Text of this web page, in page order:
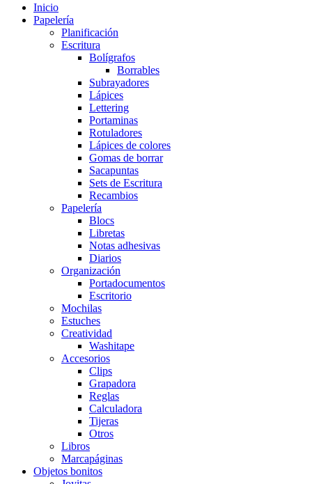
Inicio
Papelería
Planificación
Escritura
Bolígrafos
Borrables
Subrayadores
Lápices
Lettering
Portaminas
Rotuladores
Lápices de colores
Gomas de borrar
Sacapuntas
Sets de Escritura
Recambios
Papelería
Blocs
Libretas
Notas adhesivas
Diarios
Organización
Portadocumentos
Escritorio
Mochilas
Estuches
Creatividad
Washitape
Accesorios
Clips
Grapadora
Reglas
Calculadora
Tijeras
Otros
Libros
Marcapáginas
Objetos bonitos